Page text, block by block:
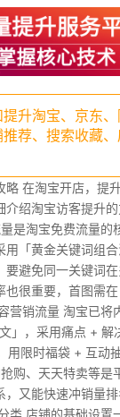
升淘宝、京东
荐、搜索收藏
在淘宝开店，提
绍淘宝访客提升
是淘宝免费流量
「黄金关键词组
避免同一关键词
很重要，首图需
营销流量 淘宝已
」，采用痛点 +
用限时福袋 + 互动
购、天天特卖等
又能快速冲销量
类 店铺的基础设